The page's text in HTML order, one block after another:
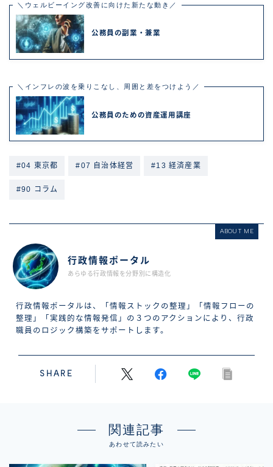
＼ウェルビーイング改善に向けた新たな動き／
公務員の副業・兼業
＼インフレの波を乗りこなし、周囲と差をつけよう／
公務員のための資産運用講座
#04 東京都 #07 自治体経営 #13 経済産業
#90 コラム
ABOUT ME
行政情報ポータル
あらゆる行政情報を分野別に構造化
行政情報ポータルは、「情報ストックの整理」「情報フローの
整理」「実践的な情報発信」の３つのアクションにより、行政
職員のロジック構築をサポートします。
SHARE
関連記事
あわせて読みたい